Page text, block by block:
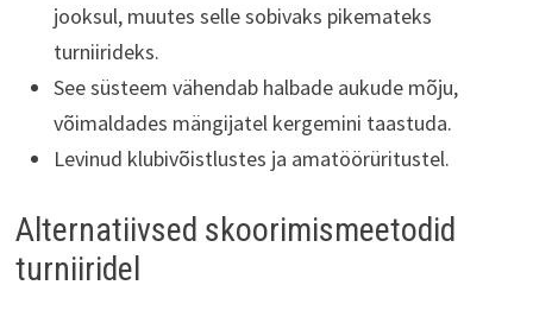
jooksul, muutes selle sobivaks pikemateks
turniirideks.
See süsteem vähendab halbade aukude mõju,
võimaldades mängijatel kergemini taastuda.
Levinud klubivõistlustes ja amatöörüritustel.
Alternatiivsed skoorimismeetodid
turniiridel